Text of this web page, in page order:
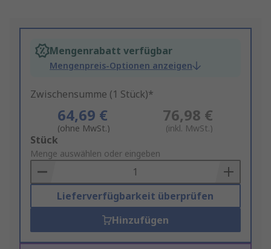
Mengenrabatt verfügbar
Mengenpreis-Optionen anzeigen
Zwischensumme (1 Stück)*
64,69 €
(ohne MwSt.)
76,98 €
(inkl. MwSt.)
Add
to
Basket
Stück
Menge auswählen oder eingeben
Lieferverfügbarkeit überprüfen
Hinzufügen